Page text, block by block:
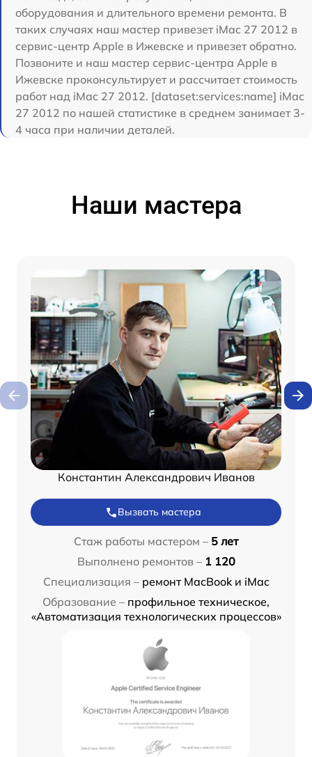
оборудования и длительного времени ремонта. В
таких случаях наш мастер привезет iMac 27 2012 в
сервис-центр Apple в Ижевске и привезет обратно.
Позвоните и наш мастер сервис-центра Apple в
Ижевске проконсультирует и рассчитает стоимость
работ над iMac 27 2012. [dataset:services:name] iMac
27 2012 по нашей статистике в среднем занимает 3-
4 часа при наличии деталей.
Наши мастера
Константин Александрович Иванов
Вызвать мастера
Стаж работы мастером – 5 лет
Выполнено ремонтов – 1 120
Специализация – ремонт MacBook и iMac
Образование – профильное техническое,
«Автоматизация технологических процессов»